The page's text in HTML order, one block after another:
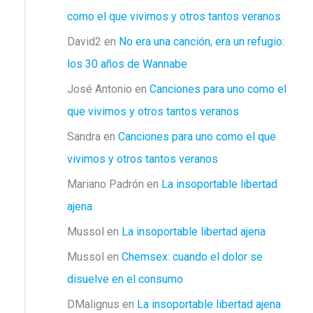
como el que vivimos y otros tantos veranos
David2 en No era una canción, era un refugio:
los 30 años de Wannabe
José Antonio en Canciones para uno como el
que vivimos y otros tantos veranos
Sandra en Canciones para uno como el que
vivimos y otros tantos veranos
Mariano Padrón en La insoportable libertad
ajena
Mussol en La insoportable libertad ajena
Mussol en Chemsex: cuando el dolor se
disuelve en el consumo
DMalignus en La insoportable libertad ajena